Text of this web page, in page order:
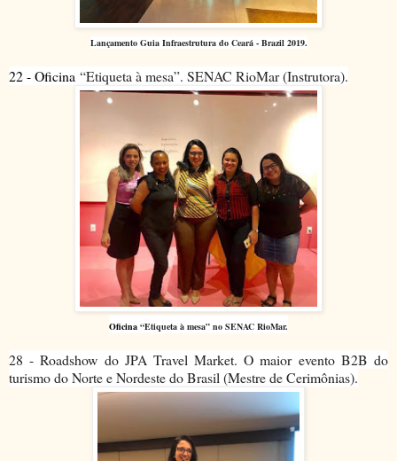
Lançamento Guia Infraestrutura do Ceará - Brazil 2019.
22 - Oficina “Etiqueta à mesa”. SENAC RioMar (Instrutora).
Oficina “Etiqueta à mesa” no SENAC RioMar.
28 - Roadshow do JPA Travel Market. O maior evento B2B do
turismo do Norte e Nordeste do Brasil (Mestre de Cerimônias).